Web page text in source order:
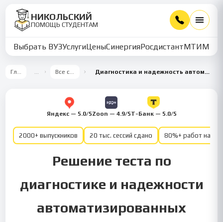
НИКОЛЬСКИЙ
ПОМОЩЬ СТУДЕНТАМ
Выбрать ВУЗУслугиЦеныСинергияРосдистантМТИММУ
Главная … Все семестры Диагностика и надежность автоматизированных систем 5 семестр
Яндекс — 5.0/5Zoon — 4.9/5Т-Банк — 5.0/5
2000+ выпускников 20 тыс. сессий сдано 80%+ работ на
Решение теста по
диагностике и надежности
автоматизированных